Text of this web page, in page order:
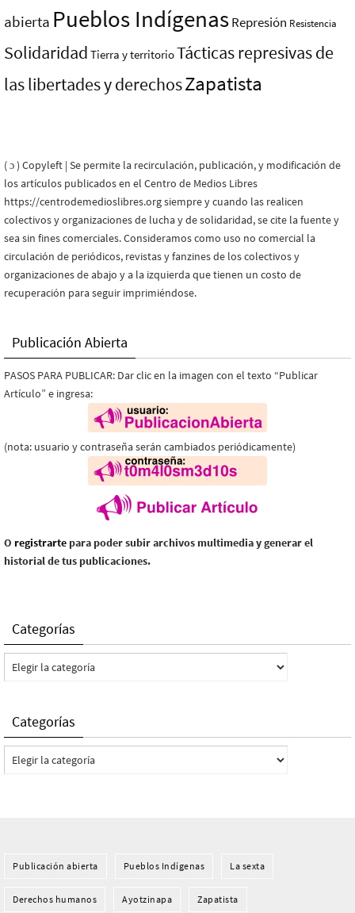
abierta Pueblos Indí­genasRepresión Resistencia
Solidaridad Tierra y territorioTácticas represivas de
las libertades y derechosZapatista
( ɔ ) Copyleft | Se permite la recirculación, publicación, y modificación de
los artículos publicados en el Centro de Medios Libres
https://centrodemedioslibres.org siempre y cuando las realicen
colectivos y organizaciones de lucha y de solidaridad, se cite la fuente y
sea sin fines comerciales. Consideramos como uso no comercial la
circulación de periódicos, revistas y fanzines de los colectivos y
organizaciones de abajo y a la izquierda que tienen un costo de
recuperación para seguir imprimiéndose.
Publicación Abierta
PASOS PARA PUBLICAR: Dar clic en la imagen con el texto “Publicar
Artículo” e ingresa:
(nota: usuario y contraseña serán cambiados periódicamente)
O registrarte para poder subir archivos multimedia y generar el
historial de tus publicaciones.
Categorías
Categorías
Categorías
Categorías
Publicación abierta Pueblos Indí­genas La sexta
Derechos humanos Ayotzinapa Zapatista